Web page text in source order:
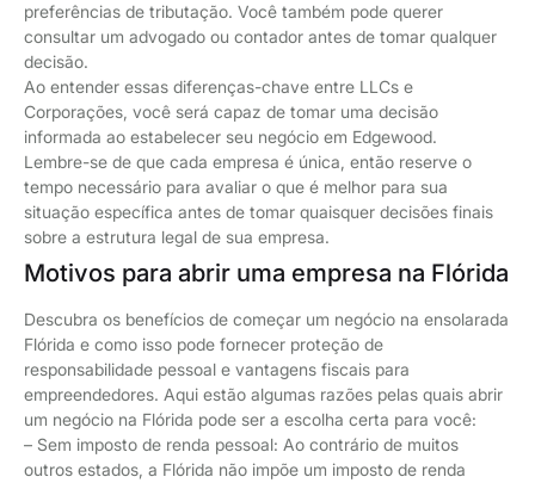
preferências de tributação. Você também pode querer
consultar um advogado ou contador antes de tomar qualquer
decisão.
Ao entender essas diferenças-chave entre LLCs e
Corporações, você será capaz de tomar uma decisão
informada ao estabelecer seu negócio em Edgewood.
Lembre-se de que cada empresa é única, então reserve o
tempo necessário para avaliar o que é melhor para sua
situação específica antes de tomar quaisquer decisões finais
sobre a estrutura legal de sua empresa.
Motivos para abrir uma empresa na Flórida
Descubra os benefícios de começar um negócio na ensolarada
Flórida e como isso pode fornecer proteção de
responsabilidade pessoal e vantagens fiscais para
empreendedores. Aqui estão algumas razões pelas quais abrir
um negócio na Flórida pode ser a escolha certa para você:
– Sem imposto de renda pessoal: Ao contrário de muitos
outros estados, a Flórida não impõe um imposto de renda